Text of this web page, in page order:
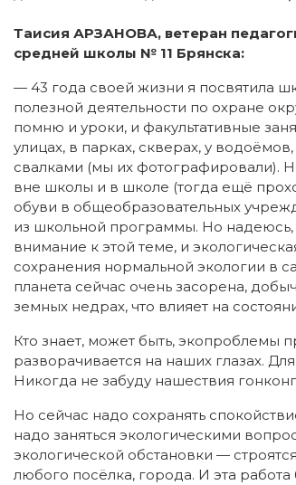
Таисия АРЗАНОВА, ветеран
средней школы № 11 Брянска:
— 43 года своей жизни я посвятила
полезной деятельности по охране
помню и уроки, и факультативные
улицах, в парках, скверах, у
свалками (мы их фотографировали).
вне школы и в школе (тогда ещё
обуви в общеобразовательных
из школьной программы. Но
внимание к этой теме, и
сохранения нормальной экологии в
планета сейчас очень засорена,
земных недрах, что влияет на
Кто знает, может быть,
разворачивается на наших глазах.
Никогда не забуду нашествия
Но сейчас надо сохранять
надо заняться экологическими
экологической обстановки —
любого посёлка, города. И эта